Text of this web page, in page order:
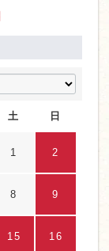
土 日
1 2
8 9
15 16